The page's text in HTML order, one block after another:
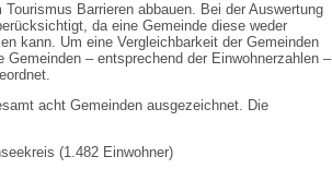
Barrieren abbauen. Bei der Auswertung
da eine Gemeinde diese weder
kann. Um eine Vergleichbarkeit der Gemeinden
Gemeinden – entsprechend der Einwohnerzahlen –
acht Gemeinden ausgezeichnet. Die
(1.482 Einwohner)